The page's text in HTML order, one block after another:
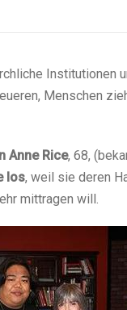
Institutionen
Menschen
Anne Rice, 68,
los, weil sie deren
mittragen will.